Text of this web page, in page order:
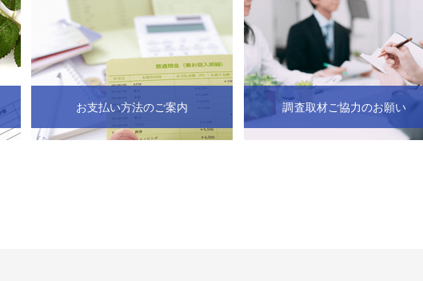
お支払い方法のご案内
調査取材ご協力のお願い